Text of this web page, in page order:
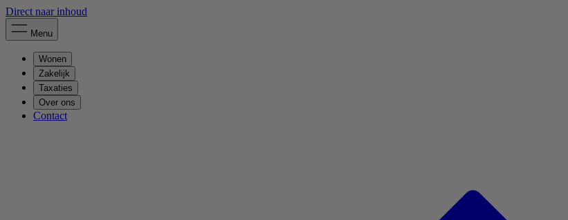
Direct naar inhoud
Menu
Wonen
Zakelijk
Taxaties
Over ons
Contact